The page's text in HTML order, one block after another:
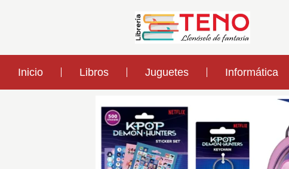
Inicio Libros Juguetes Informática